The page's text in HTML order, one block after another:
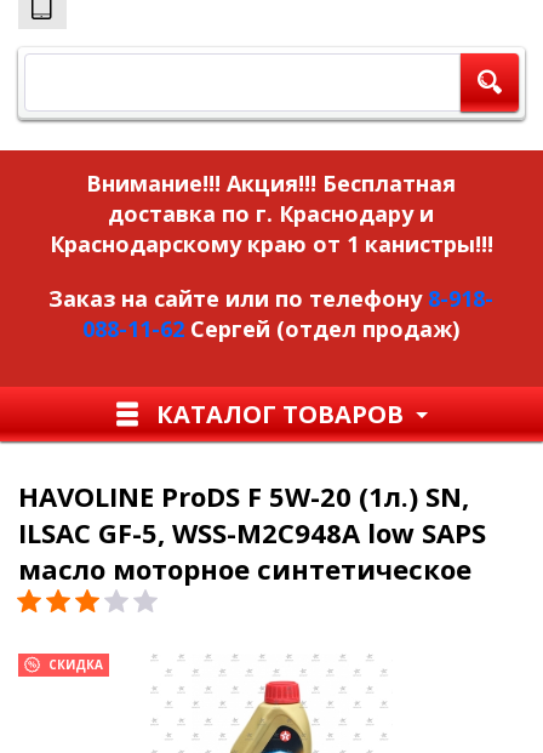
Внимание!!! Акция!!! Бесплатная
доставка по г. Краснодару и
Краснодарскому краю от 1 канистры!!!
Заказ на сайте или по телефону 8-918-
088-11-62 Сергей (отдел продаж)
КАТАЛОГ ТОВАРОВ
HAVOLINE ProDS F 5W-20 (1л.) SN,
ILSAC GF-5, WSS-M2C948A low SAPS
масло моторное синтетичеcкое
СКИДКА